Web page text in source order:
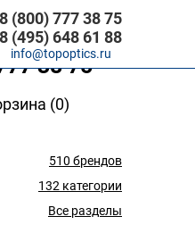
61 88
38 75
(0)
510 брендов
132 категории
Все разделы
8 (800) 777 38 75
8 (495) 648 61 88
info@topoptics.ru